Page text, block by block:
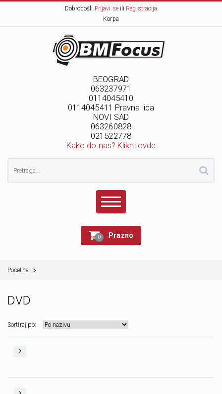
Dobrodošli Prijavi seili Registracija
Korpa
BEOGRAD
063237971
0114045410
0114045411 Pravna lica
NOVI SAD
063260828
021522778
Kako do nas? Klikni ovde
0 Prazno
Početna
DVD
Sortiraj po: